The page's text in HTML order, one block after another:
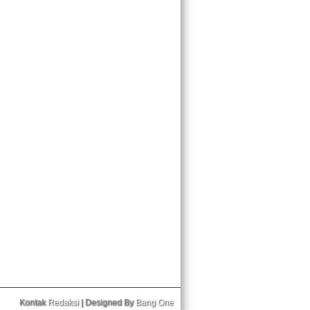
Kontak Redaksi| Designed By Bang One